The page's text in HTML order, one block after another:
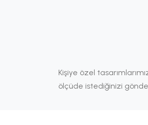
Kişiye özel
ölçüde istediğinizi